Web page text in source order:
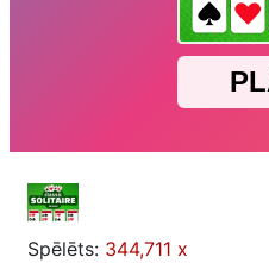
Spēlēts: 344,711 x